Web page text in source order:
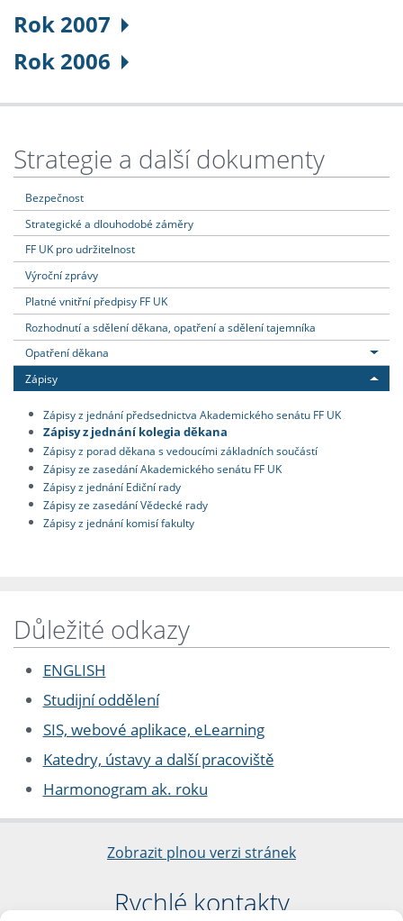
Rok 2007
Rok 2006
Strategie a další dokumenty
Bezpečnost
Strategické a dlouhodobé záměry
FF UK pro udržitelnost
Výroční zprávy
Platné vnitřní předpisy FF UK
Rozhodnutí a sdělení děkana, opatření a sdělení tajemníka
Opatření děkana
Zápisy
Zápisy z jednání předsednictva Akademického senátu FF UK
Zápisy z jednání kolegia děkana
Zápisy z porad děkana s vedoucími základních součástí
Zápisy ze zasedání Akademického senátu FF UK
Zápisy z jednání Ediční rady
Zápisy ze zasedání Vědecké rady
Zápisy z jednání komisí fakulty
Důležité odkazy
ENGLISH
Studijní oddělení
SIS, webové aplikace, eLearning
Katedry, ústavy a další pracoviště
Harmonogram ak. roku
Zobrazit plnou verzi stránek
Rychlé kontakty